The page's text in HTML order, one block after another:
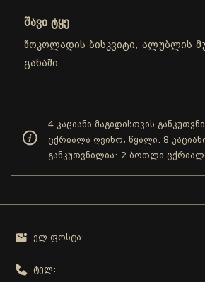
შავი ტყე
შოკოლადის ბისკვიტი, ალუბლის
განაში
4 კაციანი მაგიდისთვის
ცქრიალა ღვინო, წყალი. 8
განკუთვნილია: 2 ბოთლი
ელ.ფოსტა:
ტელ: